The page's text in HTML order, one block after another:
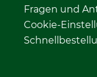
Fragen und
Cookie-